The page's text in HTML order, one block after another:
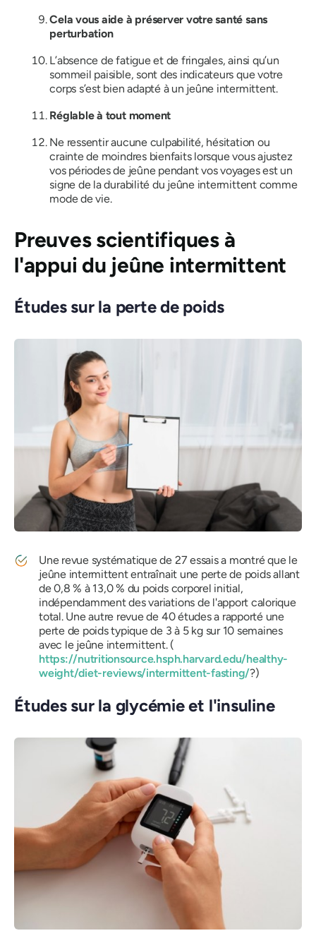
Cela vous aide à préserver votre santé sans
perturbation
L’absence de fatigue et de fringales, ainsi qu’un
sommeil paisible, sont des indicateurs que votre
corps s’est bien adapté à un jeûne intermittent.
Réglable à tout moment
Ne ressentir aucune culpabilité, hésitation ou
crainte de moindres bienfaits lorsque vous ajustez
vos périodes de jeûne pendant vos voyages est un
signe de la durabilité du jeûne intermittent comme
mode de vie.
Preuves scientifiques à
l'appui du jeûne intermittent
Études sur la perte de poids
Une revue systématique de 27 essais a montré que le
jeûne intermittent entraînait une perte de poids allant
de 0,8 % à 13,0 % du poids corporel initial,
indépendamment des variations de l'apport calorique
total. Une autre revue de 40 études a rapporté une
perte de poids typique de 3 à 5 kg sur 10 semaines
avec le jeûne intermittent. (
https://nutritionsource.hsph.harvard.edu/healthy-
weight/diet-reviews/intermittent-fasting/?)
Études sur la glycémie et l'insuline